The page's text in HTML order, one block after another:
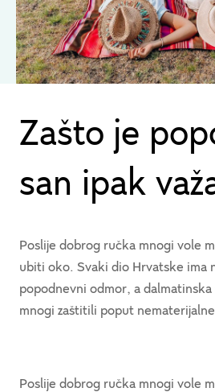
Zašto je
san ipak
Poslije dobrog ručka mnogi vole
ubiti oko. Svaki dio Hrvatske ima
popodnevni odmor, a
mnogi zaštitili poput
Poslije dobrog ručka mnogi vole